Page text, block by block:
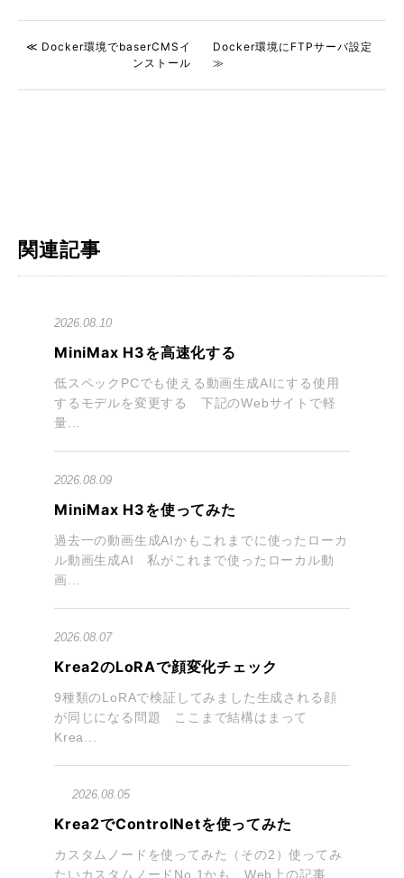
≪ Docker環境でbaserCMSイ
ンストール
Docker環境にFTPサーバ設定
≫
関連記事
2026.08.10
MiniMax H3を高速化する
低スペックPCでも使える動画生成AIにする使用
するモデルを変更する 下記のWebサイトで軽
量...
2026.08.09
MiniMax H3を使ってみた
過去一の動画生成AIかもこれまでに使ったローカ
ル動画生成AI 私がこれまで使ったローカル動
画...
2026.08.07
Krea2のLoRAで顔変化チェック
9種類のLoRAで検証してみました生成される顔
が同じになる問題 ここまで結構はまって
Krea...
2026.08.05
Krea2でControlNetを使ってみた
カスタムノードを使ってみた（その2）使ってみ
たいカスタムノードNo.1かも Web上の記事